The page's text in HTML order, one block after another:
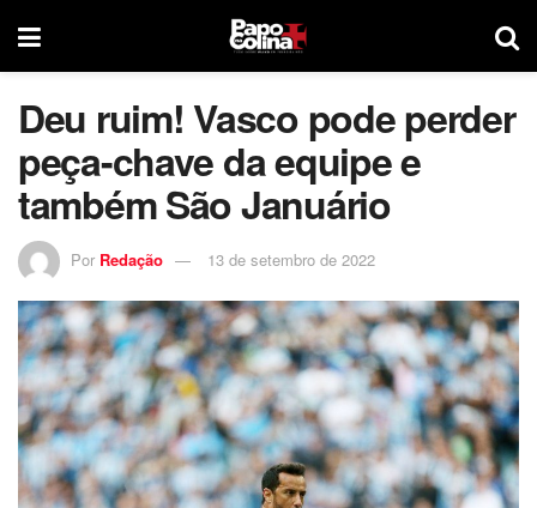
Deu ruim! Vasco pode perder
peça-chave da equipe e
também São Januário
Por Redação 13 de setembro de 2022